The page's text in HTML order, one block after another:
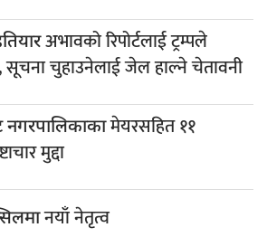
अभावको रिपोर्टलाई ट्रम्पले
सूचना चुहाउनेलाई जेल हाल्ने चेतावनी
मेयरसहित ११
मुद्दा
नयाँ नेतृत्व